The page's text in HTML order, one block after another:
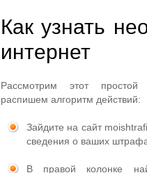
Как узнать
интернет
Рассмотрим этот
распишем алгоритм действий:
Зайдите на сайт
сведения о ваших
В правой колонке